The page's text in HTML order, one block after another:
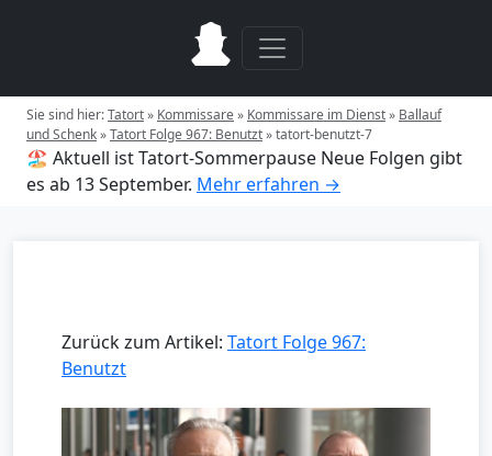
Sie sind hier:Tatort» Kommissare» Kommissare im Dienst» Ballauf
und Schenk»Tatort Folge 967: Benutzt»tatort-benutzt-7
🏖️ Aktuell ist Tatort-Sommerpause Neue Folgen gibt
es ab 13 September. Mehr erfahren →
Zurück zum Artikel: Tatort Folge 967:
Benutzt